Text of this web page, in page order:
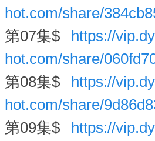
hot.com/share/
第07集$
https://
hot.com/share/
第08集$
https://
hot.com/share/
第09集$
https://